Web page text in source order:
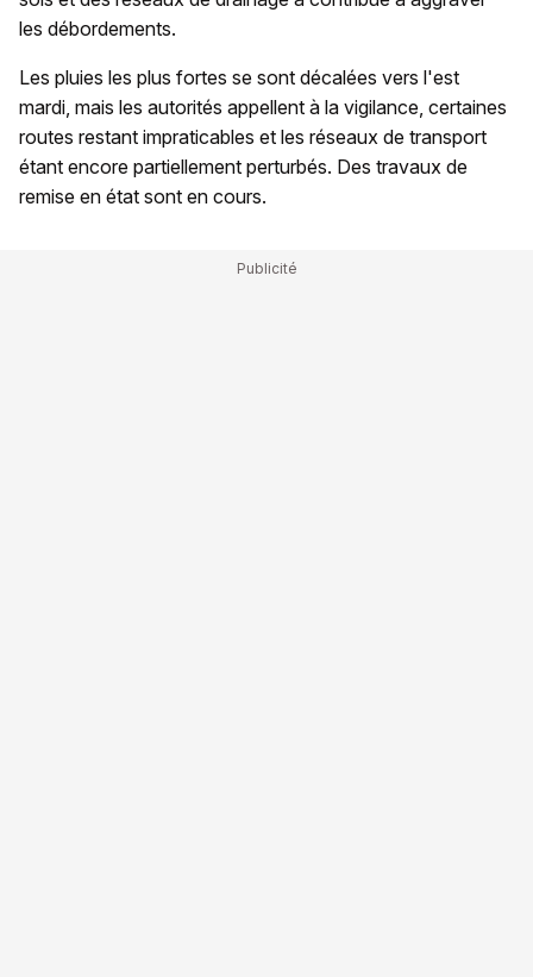
les débordements.
Les pluies les plus fortes se sont décalées vers l'est
mardi, mais les autorités appellent à la vigilance, certaines
routes restant impraticables et les réseaux de transport
étant encore partiellement perturbés. Des travaux de
remise en état sont en cours.